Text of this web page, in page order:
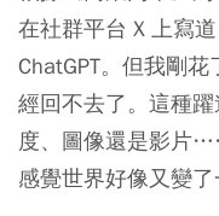
在社群平台 X 上寫
ChatGPT。但我剛
經回不去了。這種
度、圖像還是影片
感覺世界好像又變了